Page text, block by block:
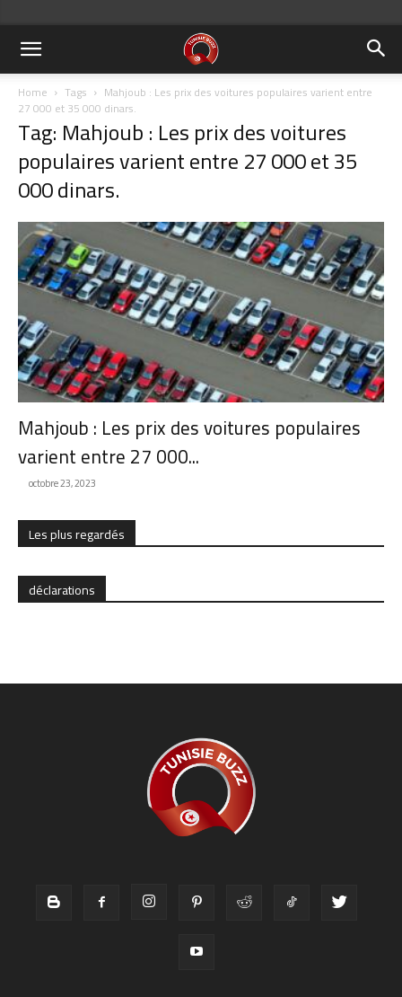
Home Tags Mahjoub : Les prix des voitures populaires varient entre
27 000 et 35 000 dinars.
Tag: Mahjoub : Les prix des voitures
populaires varient entre 27 000 et 35
000 dinars.
Mahjoub : Les prix des voitures populaires
varient entre 27 000...
octobre 23, 2023
Les plus regardés
déclarations